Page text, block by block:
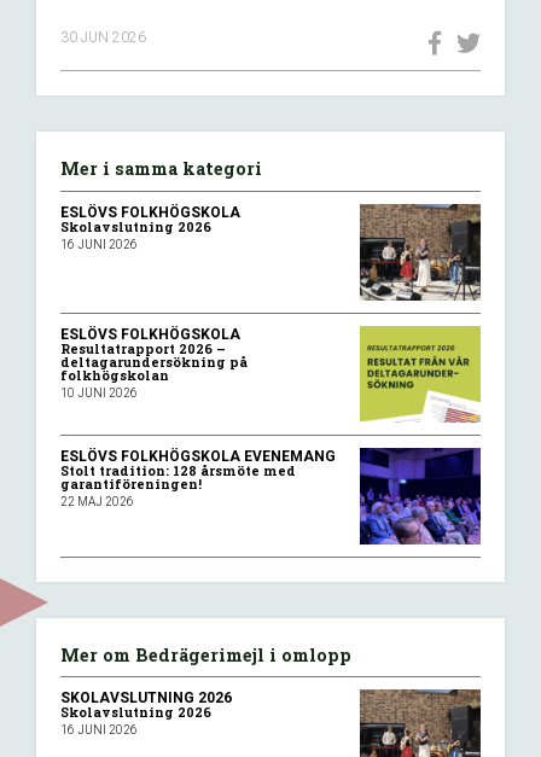
30 JUN 2026
Mer i samma kategori
ESLÖVS FOLKHÖGSKOLA
Skolavslutning 2026
16 JUNI 2026
ESLÖVS FOLKHÖGSKOLA
Resultatrapport 2026 –
deltagarundersökning på
folkhögskolan
10 JUNI 2026
ESLÖVS FOLKHÖGSKOLA EVENEMANG
Stolt tradition: 128 årsmöte med
garantiföreningen!
22 MAJ 2026
Mer om Bedrägerimejl i omlopp
SKOLAVSLUTNING 2026
Skolavslutning 2026
16 JUNI 2026